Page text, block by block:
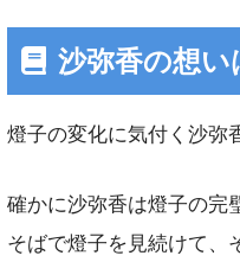
沙弥香の想
燈子の変化に気付く沙弥
確かに沙弥香は燈子の完
そばで燈子を見続けて、